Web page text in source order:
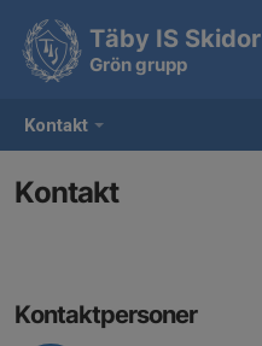
Kontakt
Täby IS Skidor
Grön grupp
Kontakt
Kontaktpersoner